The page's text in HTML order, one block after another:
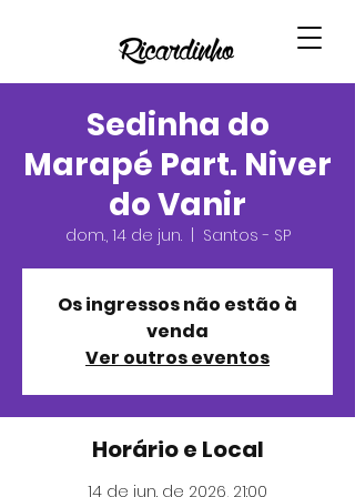
Sedinha do
Marapé Part. Niver
do Vanir
dom., 14 de jun.
  |
Santos - SP
Os ingressos não estão à
venda
Ver outros eventos
Horário e Local
14 de jun. de 2026, 21:00